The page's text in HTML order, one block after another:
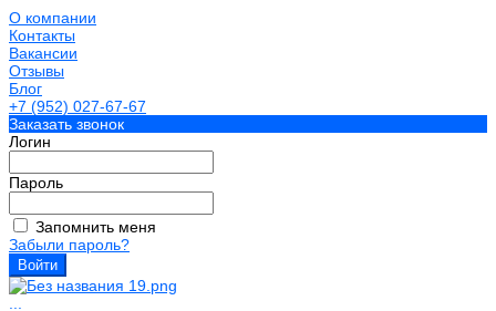
О компании
Контакты
Вакансии
Отзывы
Блог
+7 (952) 027-67-67
Заказать звонок
Логин
Пароль
Запомнить меня
Забыли пароль?